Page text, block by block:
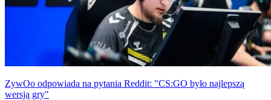
ZywOo odpowiada na pytania Reddit: "CS:GO było najlepszą
wersją gry"